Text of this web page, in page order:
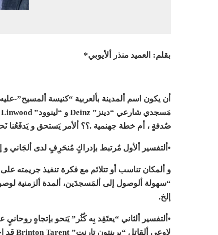
بقلم: العميد منذر ألأيوبي*
أن يكون اسم ألمدينة بألعربية “كنيسة ألمسيح”-
صُدفةٍ ، أم خطة جهنمية .؟؟ ألأمر يَستحق و يَدفَعُنا
•ألتفسير ألأول مُرتبط بإدراكٍ مُنحَرِفٍ لدى ألجَاني و
و ألمكان تناسب أو تتلائم مع فكرة تنفيذ جريمته
“سهولة ألوصول إلى ألمَسجدَين، ألمدة ألزمنية
إلخ.
•ألتفسير ألثاني “يعتَقِد بِه كُثُر” يَنحو بإتجاهٍ